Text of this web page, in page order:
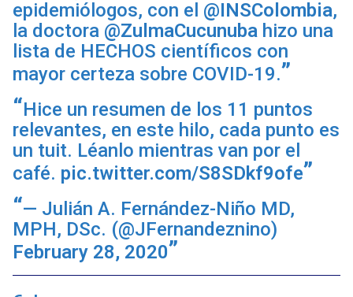
epidemiólogos, con el @INSColombia,
la doctora @ZulmaCucunubahizo una
lista de HECHOS científicos con
mayor certeza sobre COVID-19.
Hice un resumen de los 11 puntos
relevantes, en este hilo, cada punto es
un tuit. Léanlo mientras van por el
café. pic.twitter.com/S8SDkf9ofe
— Julián A. Fernández-Niño MD,
MPH, DSc. (@JFernandeznino)
February 28, 2020